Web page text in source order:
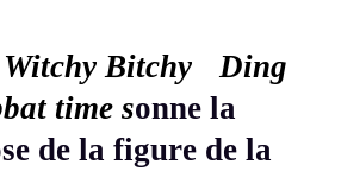
Witchy Bitchy Ding
time sonne la
de la figure de la